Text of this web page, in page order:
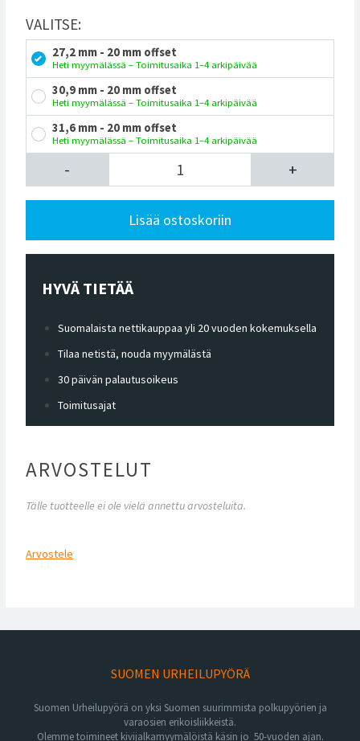
VALITSE:
27,2 mm - 20 mm offset
Heti myymälässä – Toimitusaika 1–4 arkipäivää
30,9 mm - 20 mm offset
Heti myymälässä – Toimitusaika 1–4 arkipäivää
31,6 mm - 20 mm offset
Heti myymälässä – Toimitusaika 1–4 arkipäivää
- +
Lisää ostoskoriin
HYVÄ TIETÄÄ
Suomalaista nettikauppaa yli 20 vuoden kokemuksella
Tilaa netistä, nouda myymälästä
30 päivän palautusoikeus
Toimitusajat
ARVOSTELUT
Tälle tuotteelle ei ole vielä annettu arvosteluita.
Arvostele
SUOMEN URHEILUPYÖRÄ
Suomen Urheilupyörä on yksi Suomen suurimmista polkupyörien ja
varaosien erikoisliikkeistä.
Olemme toimineet kivijalkamyymälöistä käsin jo 50-vuoden ajan.